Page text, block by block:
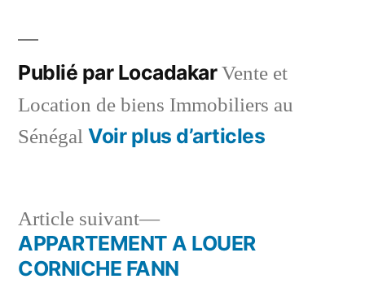
Publié par LocadakarVente et
Location de biens Immobiliers au
Sénégal Voir plus d’articles
Navigation
Article suivant
Article
suivant :
APPARTEMENT A LOUER
CORNICHE FANN